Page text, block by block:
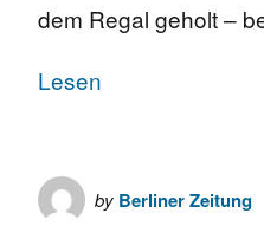
dem Regal geholt –
Lesen
by Berliner Zeitung